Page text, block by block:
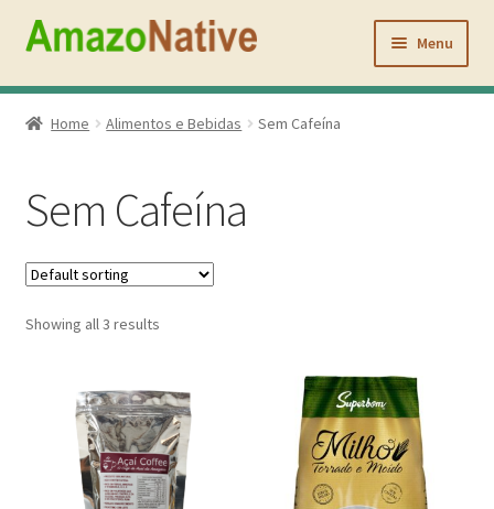
para
para
conteúdo
Menu
Inicio
Atacado
Quem Somos
Contato
Minha conta
Home Alimentos e Bebidas Sem Cafeína
Sem Cafeína
Showing all 3 results